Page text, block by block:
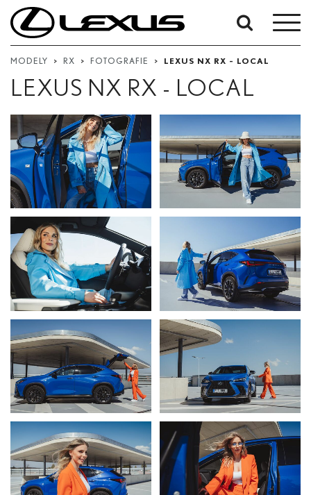
MODELY > RX > FOTOGRAFIE > LEXUS NX RX - LOCAL
LEXUS NX RX - LOCAL
Vyhledávání
podle
data:
Datum ukončení
Hledat